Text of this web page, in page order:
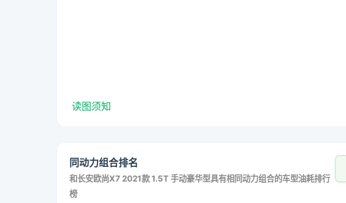
读图须知
同动力组合排名
和长安欧尚X7 2021款 1.5T 手动豪华型具有相同动力组合的车型油耗排行
榜